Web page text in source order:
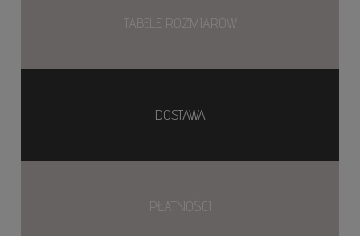
TABELE ROZMIARÓW
DOSTAWA
PŁATNOŚCI